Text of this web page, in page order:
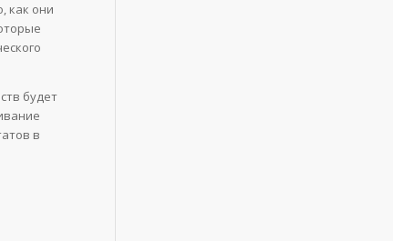
как они
будет
в